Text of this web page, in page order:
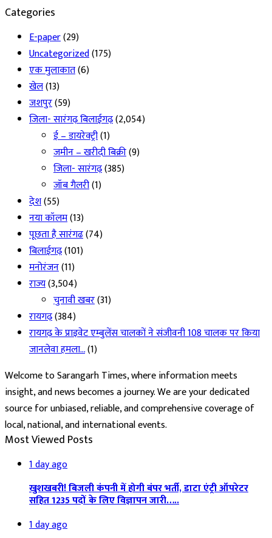
Categories
E-paper(29)
Uncategorized(175)
एक मुलाकात(6)
खेल(13)
जशपुर(59)
जिला- सारंगढ़ बिलाईगढ़(2,054)
ई – डायरेक्ट्री(1)
जमीन – खरीदी बिक्री(9)
जिला- सारंगढ़(385)
जॉब गैलरी(1)
देश(55)
नया कॉलम(13)
पूछता है सारंगढ(74)
बिलाईगढ़(101)
मनोरंजन(11)
राज्य(3,504)
चुनावी खबर(31)
रायगढ़(384)
रायगढ़ के प्राइवेट एम्बुलेंस चालकों ने संजीवनी 108 चालक पर किया
जानलेवा हमला…(1)
Welcome to Sarangarh Times, where information meets
insight, and news becomes a journey. We are your dedicated
source for unbiased, reliable, and comprehensive coverage of
local, national, and international events.
Most Viewed Posts
1 day ago
खुशखबरी! बिजली कंपनी में होगी बंपर भर्ती, डाटा एंट्री ऑपरेटर
सहित 1235 पदों के लिए विज्ञापन जारी…..
1 day ago